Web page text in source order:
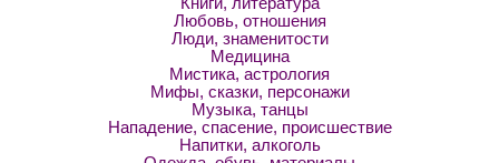
Любовь, отношения
Люди, знаменитости
Медицина
Мистика, астрология
Мифы, сказки, персонажи
Музыка, танцы
Нападение, спасение, происшествие
Напитки, алкоголь